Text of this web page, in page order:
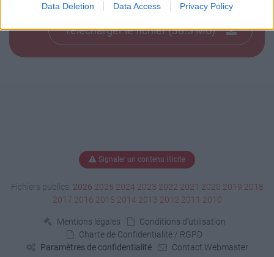
Data Deletion Data Access Privacy Policy
Télécharger le fichier (38.3 Mo)
Signaler un contenu illicite
Fichiers publics: 2026 2025 2024 2023 2022 2021 2020 2019 2018
2017 2016 2015 2014 2013 2012 2011 2010
Mentions légales
Conditions d'utilisation
Charte de Confidentialité / RGPD
Paramètres de confidentialité
Contact Webmaster